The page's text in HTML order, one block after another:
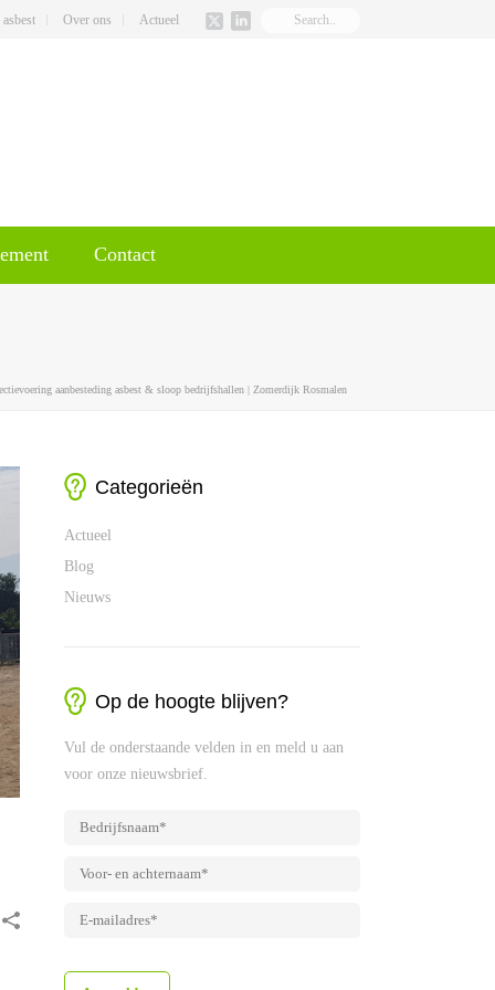
Over ons Actueel
Contact
aanbesteding asbest & sloop bedrijfshallen | Zomerdijk Rosmalen
Categorieën
Actueel
Blog
Nieuws
Op de hoogte blijven?
Vul de onderstaande velden in en meld u aan
voor onze nieuwsbrief.